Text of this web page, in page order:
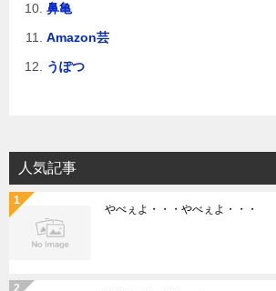
鼻亀
Amazon芸
うぽつ
人気記事
やべぇよ・・・やべぇよ・・・